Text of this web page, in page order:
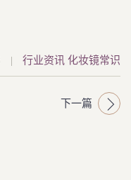
| 行业资讯 化妆镜常识
下一篇